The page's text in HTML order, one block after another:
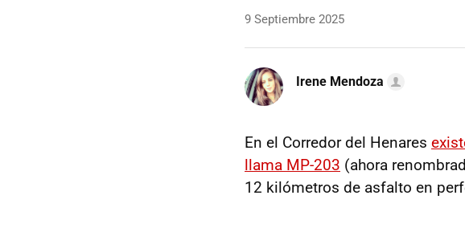
9 Septiembre 2025
Irene Mendoza
En el Corredor del Henares
llama MP-203 (ahora
12 kilómetros de asfalto en